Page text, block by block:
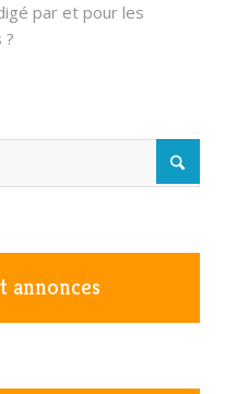
par et pour les
?
annonces